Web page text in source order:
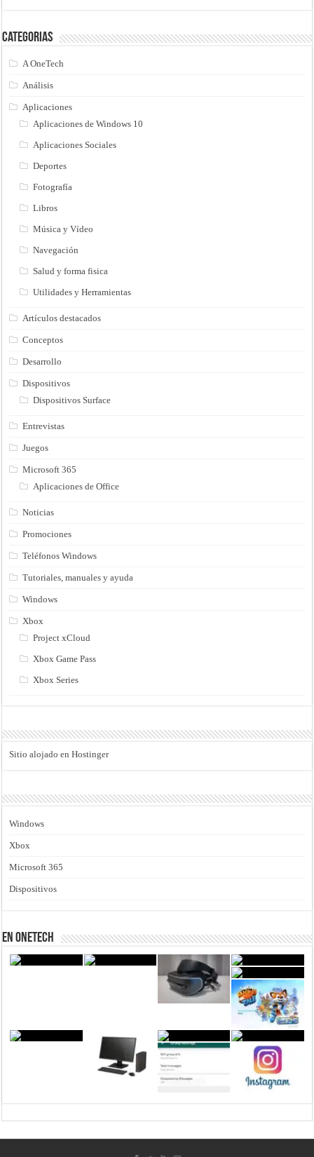
Categorias
A OneTech
Análisis
Aplicaciones
Aplicaciones de Windows 10
Aplicaciones Sociales
Deportes
Fotografía
Libros
Música y Vídeo
Navegación
Salud y forma fisica
Utilidades y Herramientas
Artículos destacados
Conceptos
Desarrollo
Dispositivos
Dispositivos Surface
Entrevistas
Juegos
Microsoft 365
Aplicaciones de Office
Noticias
Promociones
Teléfonos Windows
Tutoriales, manuales y ayuda
Windows
Xbox
Project xCloud
Xbox Game Pass
Xbox Series
Sitio alojado en Hostinger
Windows
Xbox
Microsoft 365
Dispositivos
En Onetech